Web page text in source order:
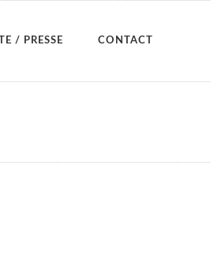
/ PRESSE CONTACT